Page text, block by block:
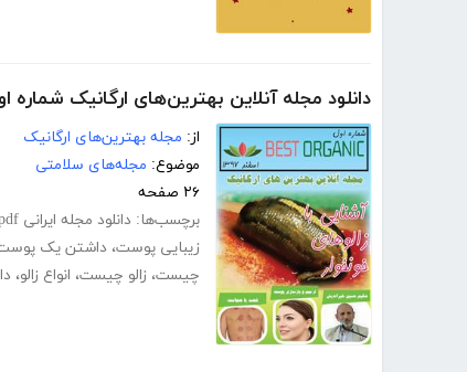
دانلود مجله آنلاین بهترین‌های ارگانیک شماره
از: مجله بهترین‌های ارگانیک
موضوع: مجله‌های سلامتی
۲۶ صفحه
برچسب‌ها: دانلود مجله ایرانی pdf
زیبایی پوست، داشتن یک
چیست، زالو چیست، انواع زالو،